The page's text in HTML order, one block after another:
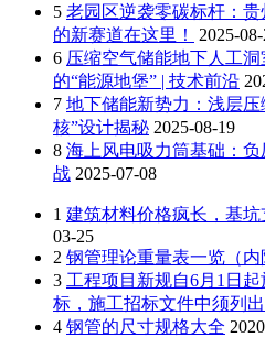
5 老园区逆袭零碳标杆：
的新赛道在这里！
2025-08-
6 压缩空气储能地下人工
的“能源地堡” | 技术前沿
7 地下储能新势力：浅层
核”设计揭秘 2025-08-19
8 海上风电吸力筒基础：
战 2025-07-08
1 建筑材料价格疯长，基坑
03-25
2 钢管理论重量表一览（内
3 工程项目新规自6月1日
标，施工招标文件中须列
4 钢管的尺寸规格大全